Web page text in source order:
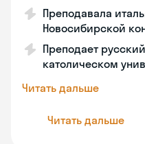
Преподавала
Новосибирской
Преподает
католическом
Читать дальше
Читать дальше